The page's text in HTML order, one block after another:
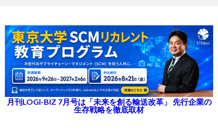
月刊LOGI-BIZ 7月号は「未来を創る輸送改革」 先行企業の
生存戦略を徹底取材